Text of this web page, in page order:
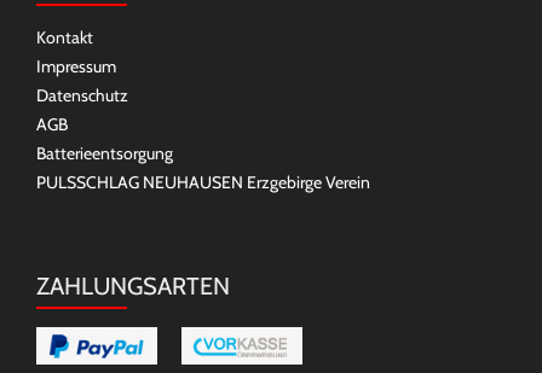
Kontakt
Impressum
Datenschutz
AGB
Batterieentsorgung
PULSSCHLAG NEUHAUSEN Erzgebirge Verein
ZAHLUNGSARTEN